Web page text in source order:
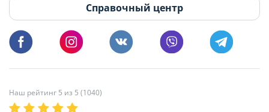
Пишите и звоните нам в будние дни с 8:00 до 20:00.
Справочный центр
Наш рейтинг 5 из 5 (1040)